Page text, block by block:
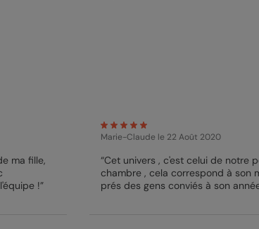
ma fille,
!”
Marie-Claude le 22 Août 2020
“Cet univers , c'est celui de notre
chambre , cela correspond à son
prés des gens conviés à son